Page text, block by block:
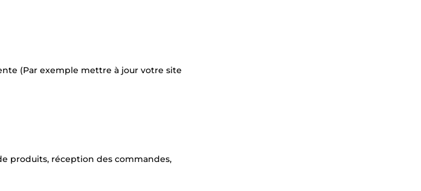
(Par exemple mettre à jour votre site
produits, réception des commandes,